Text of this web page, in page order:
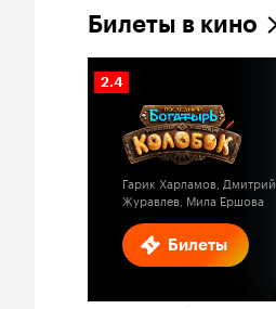
Билеты в кино
Билеты
Рейтинг
Кинопоиска
2.4
Гарик Харламов, Дмитрий
Журавлев, Мила Ершова